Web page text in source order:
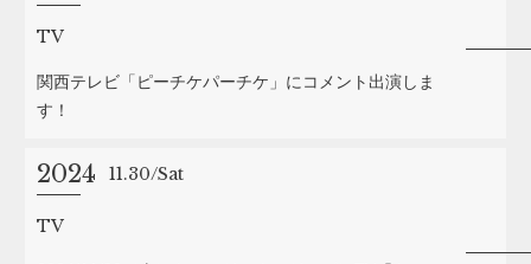
TV
関西テレビ「ピーチケパーチケ」にコメント出演しま
す！
2024 11.30 Sat
TV